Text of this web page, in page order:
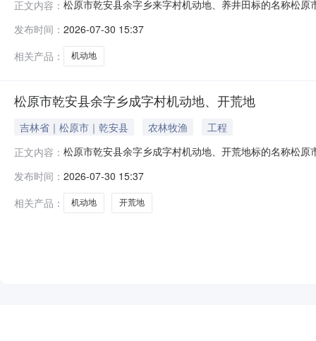
正文内容： 松原市乾安县余字乡来字村机动地、养井田标的名称松
块类型东至西至南至北至1闫云山720.0来字村机动地5.4
发布时间： 2026-07-30 15:37
相关产品：
机动地
松原市乾安县余字乡成字村机动地、开荒地
吉林省｜松原市｜乾安县 农林牧渔
工程
正文内容： 松原市乾安县余字乡成字村机动地、开荒地标的名称松
块类型东至西至南至北至1赫有明4500.0成字村水库北机
发布时间： 2026-07-30 15:37
相关产品：
机动地 开荒地